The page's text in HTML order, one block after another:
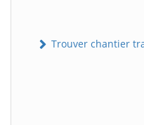
Trouver chantier